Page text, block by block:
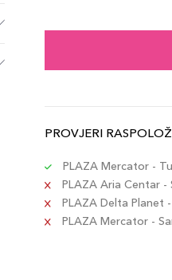
PROVJERI
PLAZA Mercator -
PLAZA Aria Centar -
PLAZA Delta Planet
PLAZA Mercator -